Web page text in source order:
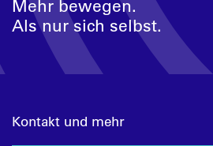
Mehr bewegen.
Als nur sich selbst.
Kontakt und mehr